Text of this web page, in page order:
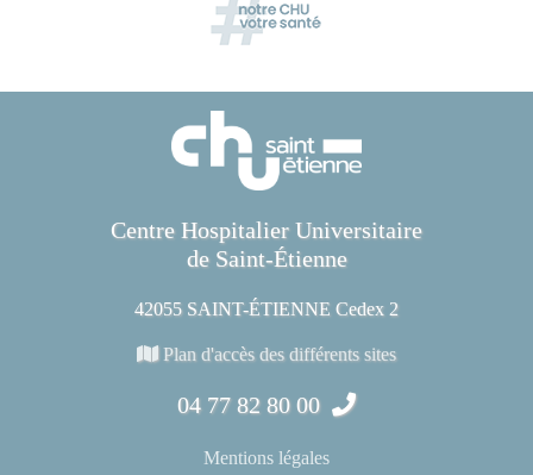
Centre Hospitalier Universitaire
de Saint-Étienne
42055 SAINT-ÉTIENNE Cedex 2
Plan d'accès des différents sites
04 77 82 80 00
Mentions légales